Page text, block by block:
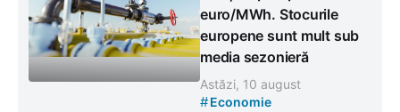
euro/MWh. Stocurile
europene sunt mult sub
media sezonieră
Astăzi, 10 august
#Economie